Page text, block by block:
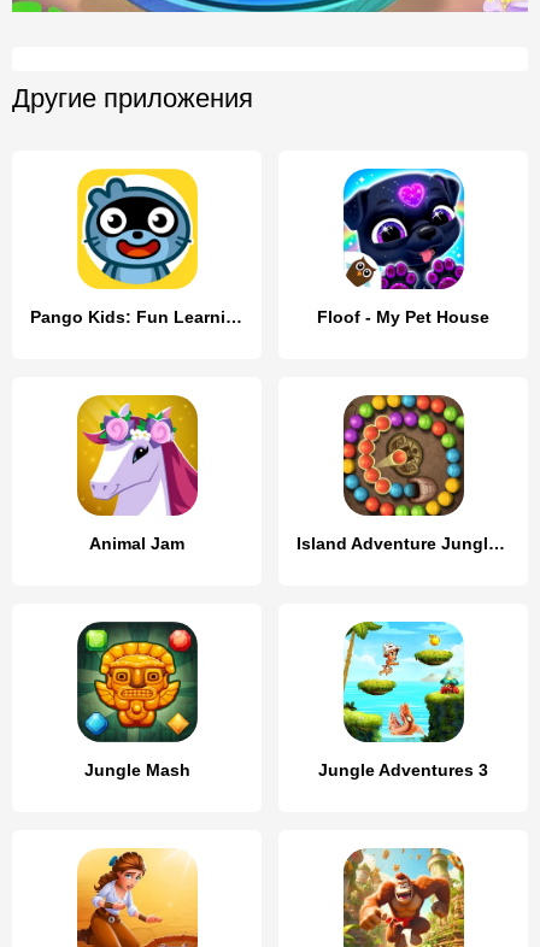
Другие приложения
Pango Kids: Fun Learning Games Floof - My Pet House
Animal Jam Island Adventure Jungle Blast
Jungle Mash Jungle Adventures 3